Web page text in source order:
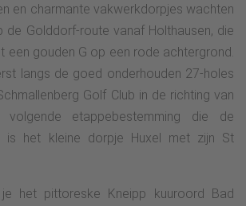
en charmante vakwerkdorpjes wachten
de Golddorf-route vanaf Holthausen, die
een gouden G op een rode achtergrond.
langs de goed onderhouden 27-holes
Golf Club in de richting van
volgende etappebestemming die de
is het kleine dorpje Huxel met zijn St
het pittoreske Kneipp kuuroord Bad